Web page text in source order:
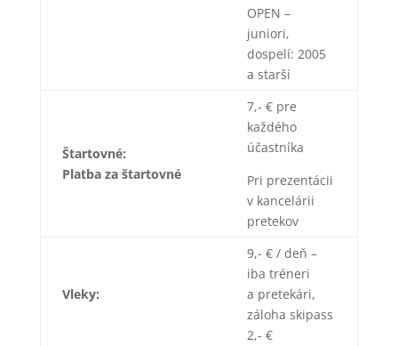
OPEN –
juniori,
dospelí: 2005
a starší
Štartovné:
Platba za štartovné
7,- € pre
každého
účastníka
Pri prezentácii
v kancelárii
pretekov
Vleky:
9,- € / deň –
iba tréneri
a pretekári,
záloha skipass
2,- €